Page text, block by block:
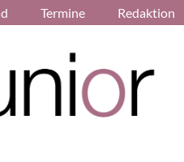
Termine Redaktion